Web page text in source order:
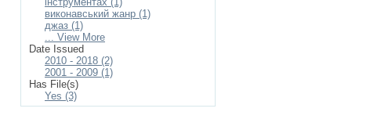
виконавський жанр (1)
джаз (1)
... View More
Date Issued
2010 - 2018 (2)
2001 - 2009 (1)
Has File(s)
Yes (3)